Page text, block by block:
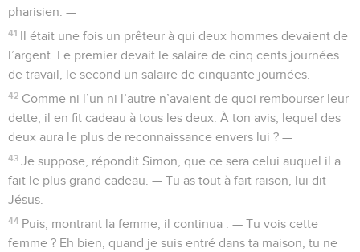
pharisien. —
41 Il était une fois un prêteur à qui deux hommes devaient de
l’argent. Le premier devait le salaire de cinq cents journées
de travail, le second un salaire de cinquante journées.
42 Comme ni l’un ni l’autre n’avaient de quoi rembourser leur
dette, il en fit cadeau à tous les deux. À ton avis, lequel des
deux aura le plus de reconnaissance envers lui ? —
43 Je suppose, répondit Simon, que ce sera celui auquel il a
fait le plus grand cadeau. — Tu as tout à fait raison, lui dit
Jésus.
44 Puis, montrant la femme, il continua : — Tu vois cette
femme ? Eh bien, quand je suis entré dans ta maison, tu ne